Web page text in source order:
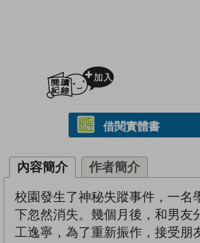
借閱實體書
內容簡介 作者簡介
校園發生了神秘失蹤事件，一名
下忽然消失。幾個月後，和男友
工逸寧，為了重新振作，接受朋